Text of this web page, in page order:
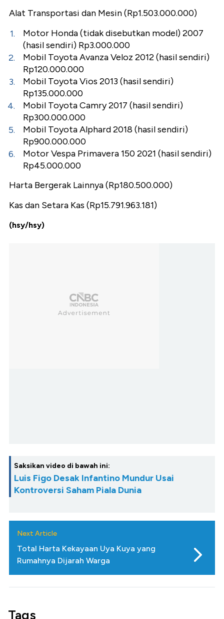
Alat Transportasi dan Mesin (Rp1.503.000.000)
Motor Honda (tidak disebutkan model) 2007
(hasil sendiri) Rp3.000.000
Mobil Toyota Avanza Veloz 2012 (hasil sendiri)
Rp120.000.000
Mobil Toyota Vios 2013 (hasil sendiri)
Rp135.000.000
Mobil Toyota Camry 2017 (hasil sendiri)
Rp300.000.000
Mobil Toyota Alphard 2018 (hasil sendiri)
Rp900.000.000
Motor Vespa Primavera 150 2021 (hasil sendiri)
Rp45.000.000
Harta Bergerak Lainnya (Rp180.500.000)
Kas dan Setara Kas (Rp15.791.963.181)
(hsy/hsy)
Saksikan video di bawah ini:
Luis Figo Desak Infantino Mundur Usai
Kontroversi Saham Piala Dunia
Next Article
Total Harta Kekayaan Uya Kuya yang
Rumahnya Dijarah Warga
Tags